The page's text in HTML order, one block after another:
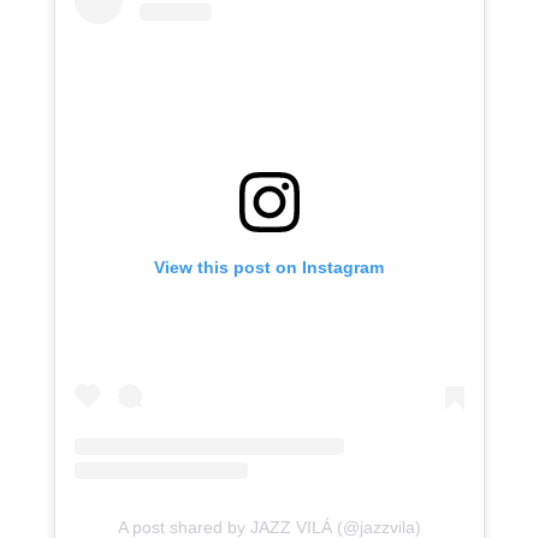
View this post on Instagram
A post shared by JAZZ VILÁ (@jazzvila)